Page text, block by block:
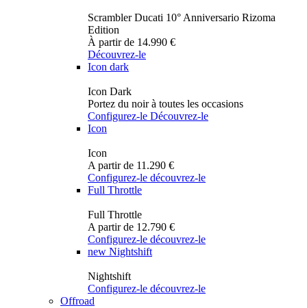
Scrambler Ducati 10° Anniversario Rizoma
Edition
À partir de 14.990 €
Découvrez-le
Icon dark
Icon Dark
Portez du noir à toutes les occasions
Configurez-le Découvrez-le
Icon
Icon
A partir de 11.290 €
Configurez-le découvrez-le
Full Throttle
Full Throttle
A partir de 12.790 €
Configurez-le découvrez-le
new Nightshift
Nightshift
Configurez-le découvrez-le
Offroad